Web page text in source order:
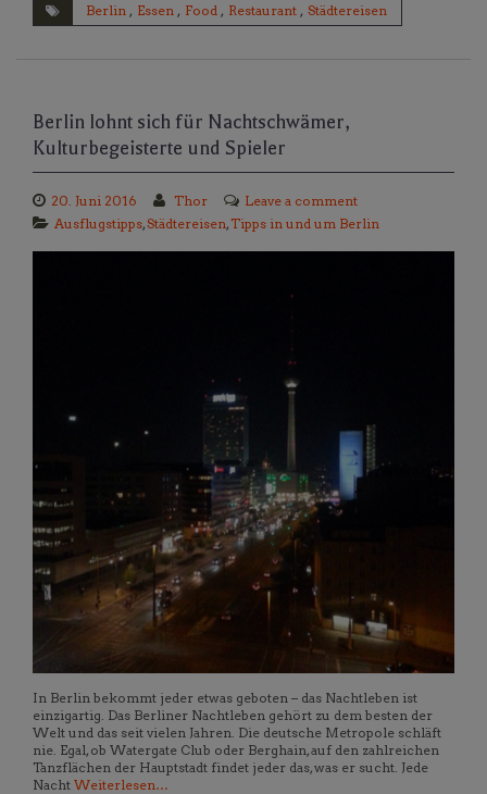
Berlin , Essen , Food , Restaurant , Städtereisen
Berlin lohnt sich für Nachtschwämer,
Kulturbegeisterte und Spieler
20. Juni 2016 Thor
Leave a comment
Ausflugstipps,Städtereisen, Tipps in und um Berlin
In Berlin bekommt jeder etwas geboten – das Nachtleben ist
einzigartig. Das Berliner Nachtleben gehört zu dem besten der
Welt und das seit vielen Jahren. Die deutsche Metropole schläft
nie. Egal, ob Watergate Club oder Berghain, auf den zahlreichen
Tanzflächen der Hauptstadt findet jeder das, was er sucht. Jede
Nacht Weiterlesen…